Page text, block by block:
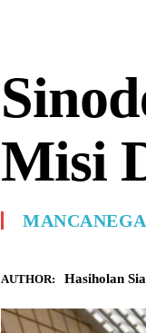
Misi
AUTHOR: Hasiholan